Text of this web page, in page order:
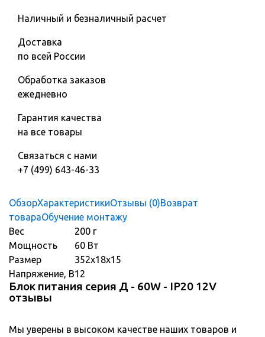
Наличный и безналичный расчет
Доставка
по всей России
Обработка заказов
ежедневно
Гарантия качества
на все товары
Связаться с нами
+7 (499) 643-46-33
ОбзорХарактеристикиОтзывы (0)Возврат
товараОбучение монтажу
Вес
200 г
Мощность
60 Вт
Размер
352х18х15
Напряжение, В12
Блок питания серия Д - 60W - IP20 12V
отзывы
Мы уверены в высоком качестве наших товаров и